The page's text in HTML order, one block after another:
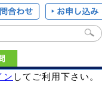
ン してご利用下さい。